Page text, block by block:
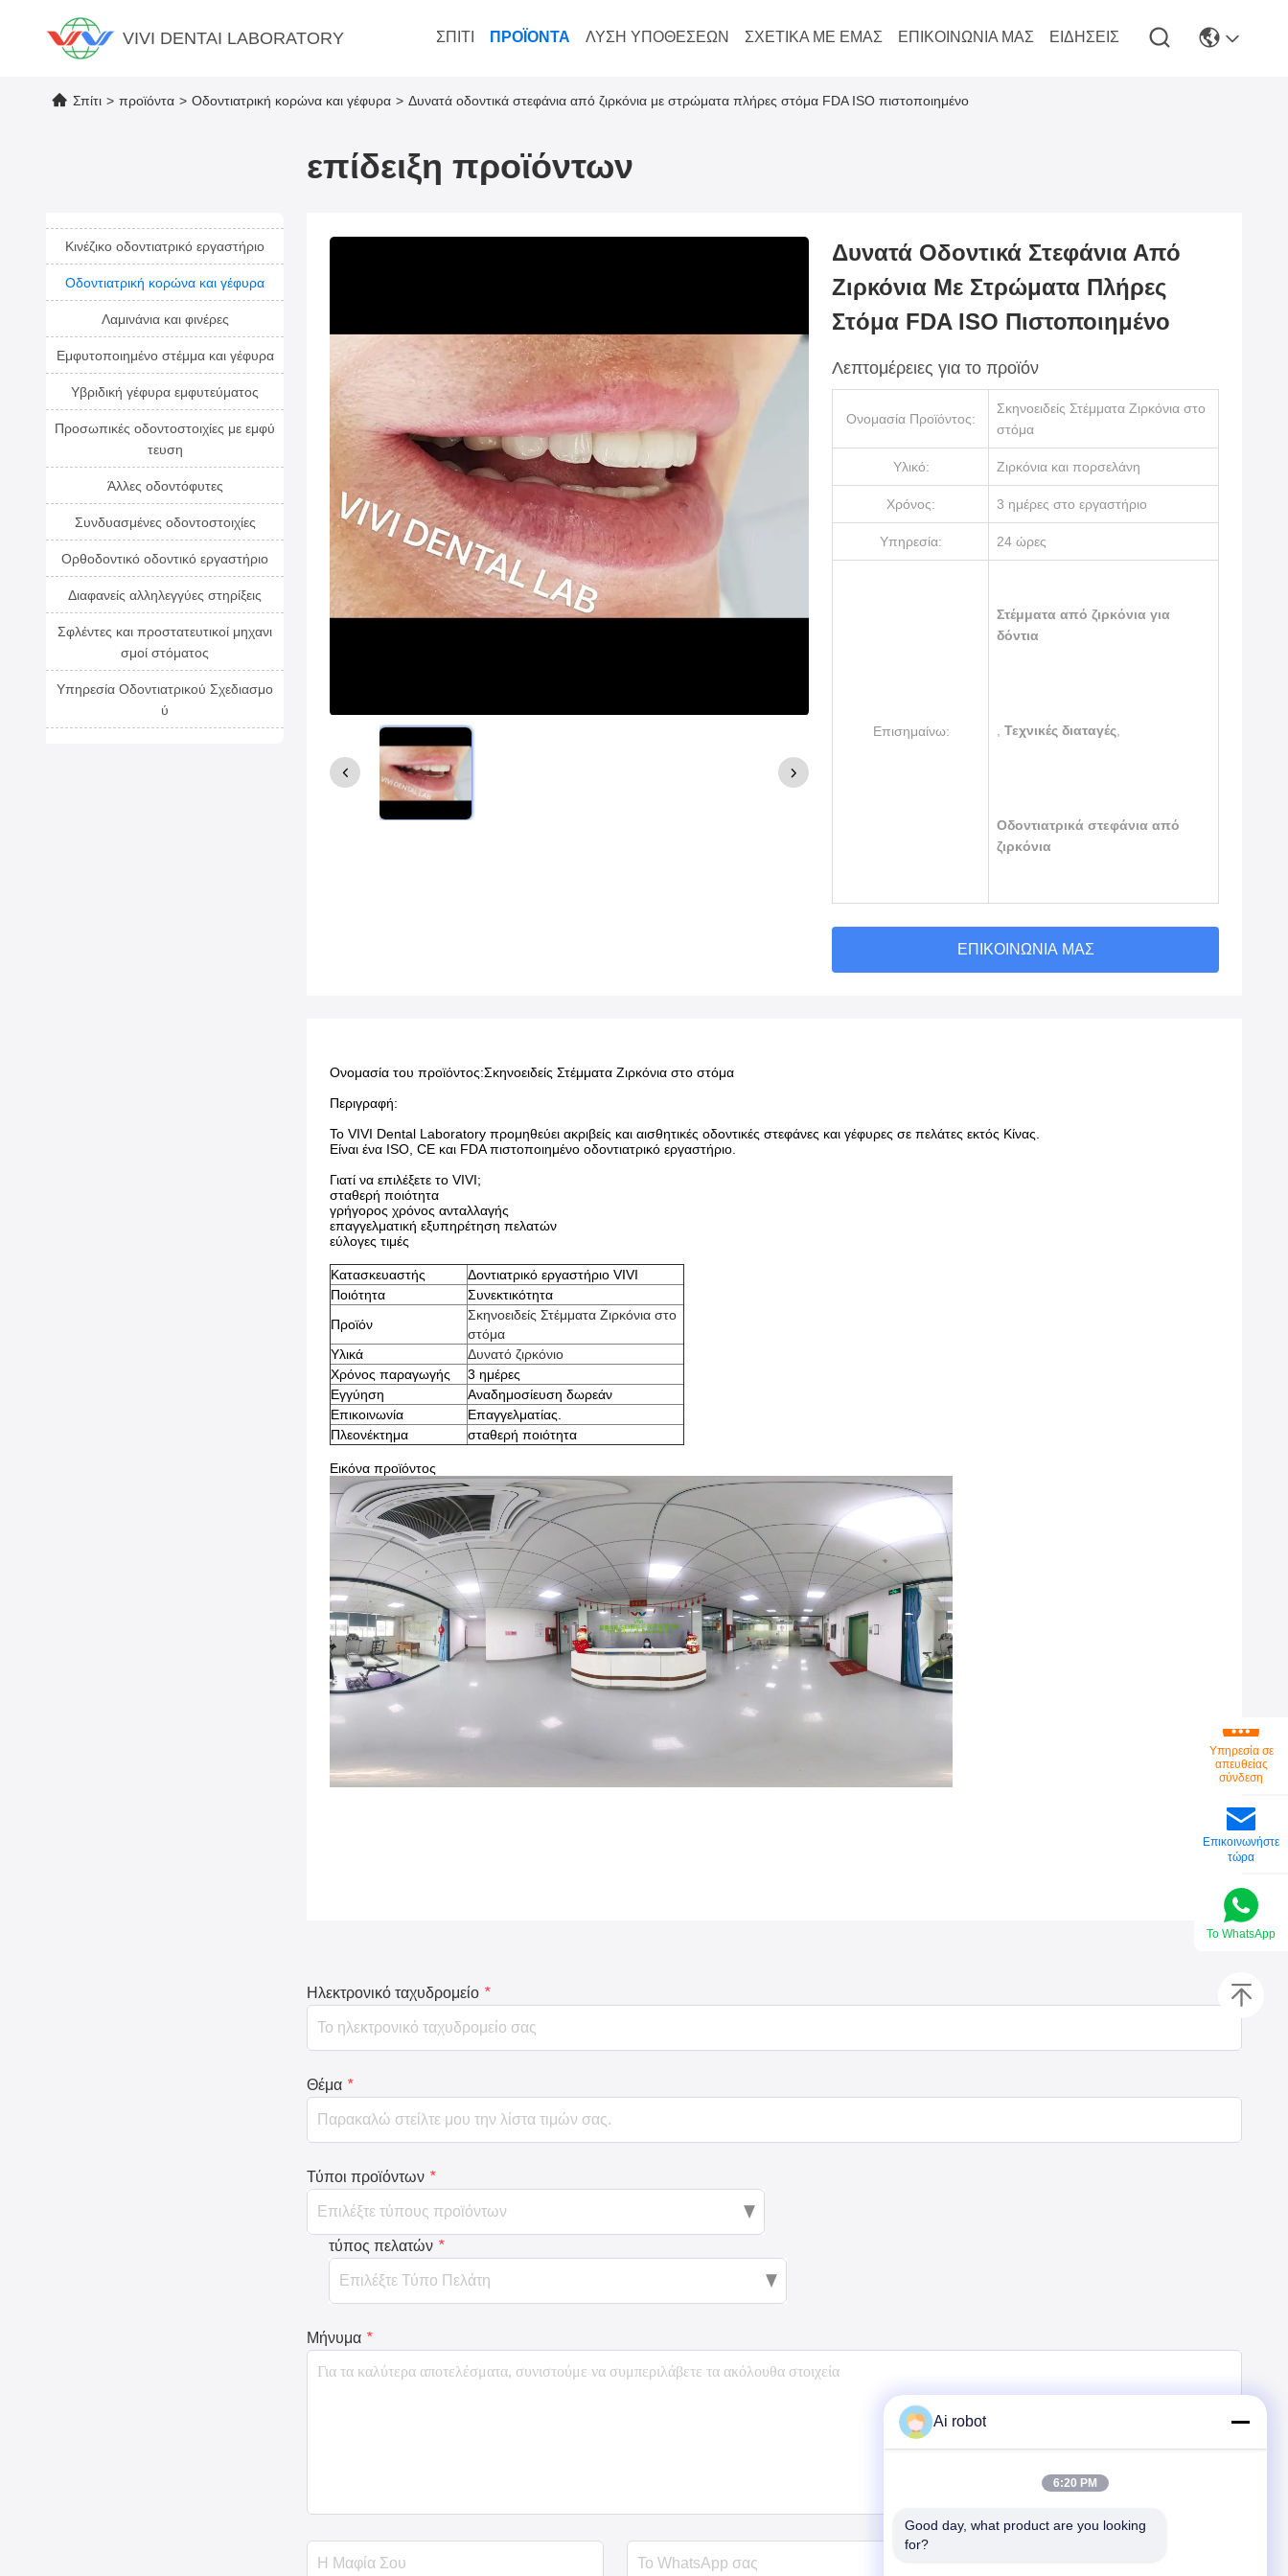
VIVI DENTAI LABORATORY ΣΠΊΤΙ ΠΡΟΪΌΝΤΑ ΛΎΣΗ ΥΠΟΘΈΣΕΩΝ ΣΧΕΤΙΚΆ ΜΕ ΕΜΆΣ ΕΠΙΚΟΙΝΩΝΊΑ ΜΑΣ ΕΙΔΉΣΕΙΣ
Σπίτι > προϊόντα > Οδοντιατρική κορώνα και γέφυρα > Δυνατά οδοντικά στεφάνια από ζιρκόνια με στρώματα πλήρες στόμα FDA ISO πιστοποιημένο
επίδειξη προϊόντων
Κινέζικο οδοντιατρικό εργαστήριο
Οδοντιατρική κορώνα και γέφυρα
Λαμινάνια και φινέρες
Εμφυτοποιημένο στέμμα και γέφυρα
Υβριδική γέφυρα εμφυτεύματος
Προσωπικές οδοντοστοιχίες με εμφύ
τευση
Άλλες οδοντόφυτες
Συνδυασμένες οδοντοστοιχίες
Ορθοδοντικό οδοντικό εργαστήριο
Διαφανείς αλληλεγγύες στηρίξεις
Σφλέντες και προστατευτικοί μηχανι
σμοί στόματος
Υπηρεσία Οδοντιατρικού Σχεδιασμο
ύ
Δυνατά Οδοντικά Στεφάνια Από
Ζιρκόνια Με Στρώματα Πλήρες
Στόμα FDA ISO Πιστοποιημένο
Λεπτομέρειες για το προϊόν
Ονομασία Προϊόντος:
Σκηνοειδείς Στέμματα Ζιρκόνια στο
στόμα
Υλικό: Ζιρκόνια και πορσελάνη
Χρόνος: 3 ημέρες στο εργαστήριο
Υπηρεσία: 24 ώρες
Επισημαίνω:
Στέμματα από ζιρκόνια για
δόντια
Τεχνικές διαταγές
Οδοντιατρικά στεφάνια από
ζιρκόνια
ΕΠΙΚΟΙΝΩΝΊΑ ΜΑΣ
Ονομασία του προϊόντος:Σκηνοειδείς Στέμματα Ζιρκόνια στο στόμα
Περιγραφή:
Το VIVI Dental Laboratory προμηθεύει ακριβείς και αισθητικές οδοντικές στεφάνες και γέφυρες σε πελάτες εκτός Κίνας.
Είναι ένα ISO, CE και FDA πιστοποιημένο οδοντιατρικό εργαστήριο.
Γιατί να επιλέξετε το VIVI;
σταθερή ποιότητα
γρήγορος χρόνος ανταλλαγής
επαγγελματική εξυπηρέτηση πελατών
εύλογες τιμές
Κατασκευαστής
Δοντιατρικό εργαστήριο VIVI
Ποιότητα
Συνεκτικότητα
Προϊόν
Σκηνοειδείς Στέμματα Ζιρκόνια στο
στόμα
Υλικά
Δυνατό ζιρκόνιο
Χρόνος παραγωγής
3 ημέρες
Εγγύηση
Αναδημοσίευση δωρεάν
Επικοινωνία
Επαγγελματίας.
Πλεονέκτημα
σταθερή ποιότητα
Εικόνα προϊόντος
Ηλεκτρονικό ταχυδρομείο *
Θέμα *
Τύποι προϊόντων *
τύπος πελατών *
Μήνυμα *
Υπηρεσία σε
απευθείας
σύνδεση
Επικοινωνήστε
τώρα
Το WhatsApp
Ai robot
6:20 PM
Good day, what product are you looking
for?